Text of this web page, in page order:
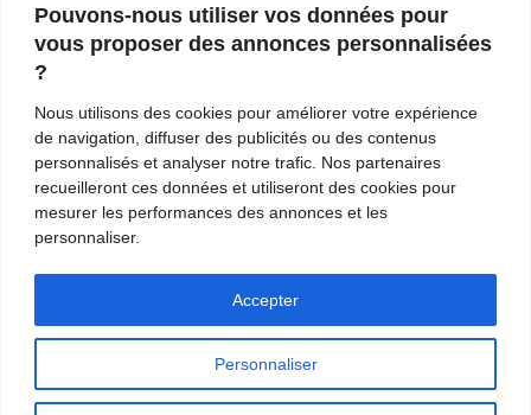
Pouvons-nous utiliser vos données pour
vous proposer des annonces personnalisées
?
Nous utilisons des cookies pour améliorer votre expérience
de navigation, diffuser des publicités ou des contenus
personnalisés et analyser notre trafic. Nos partenaires
recueilleront ces données et utiliseront des cookies pour
mesurer les performances des annonces et les
personnaliser.
Personnaliser
Accepter
et de tendances. Notre équipe de journalistes vous
propose quotidiennement de suivre l'actualité en
France et à l'international.
Contactez-nous:contact@axonpost.com
Mentions légales Nos auteurs Contacter Axonpost